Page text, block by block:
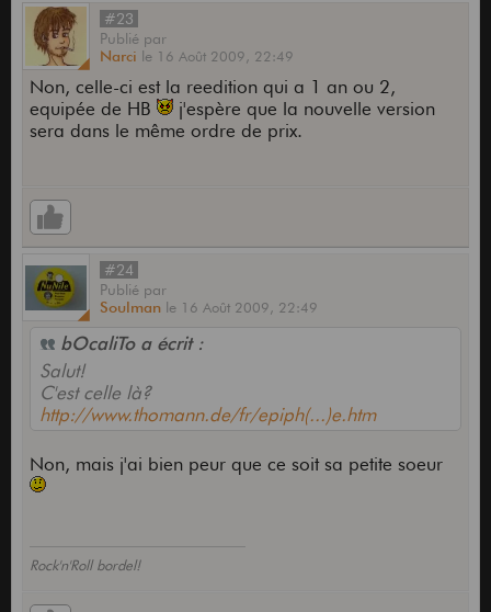
#23
Publié par
Narci le 16 Août 2009, 22:49
Non, celle-ci est la reedition qui a 1 an ou 2,
equipée de HB
j'espère que la nouvelle version
sera dans le même ordre de prix.
#24
Publié par
Soulman le 16 Août 2009, 22:49
bOcaliTo a écrit :
Salut!
C'est celle là?
http://www.thomann.de/fr/epiph(...)e.htm
Non, mais j'ai bien peur que ce soit sa petite soeur
Rock'n'Roll bordel!